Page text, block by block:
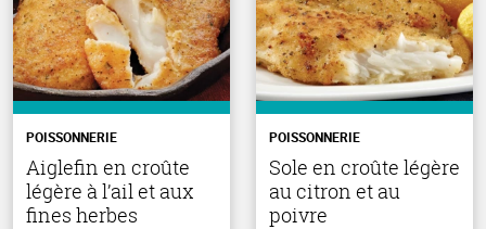
POISSONNERIE
Aiglefin en croûte
légère à l’ail et aux
fines herbes
POISSONNERIE
Sole en croûte légère
au citron et au
poivre